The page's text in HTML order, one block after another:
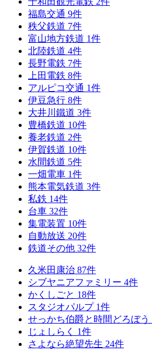
福島交通 9件
秩父鉄道 7件
富山地方鉄道 1件
北陸鉄道 4件
長野電鉄 7件
上田電鉄 8件
アルピコ交通 1件
伊豆急行 8件
大井川鐵道 3件
豊橋鉄道 10件
養老鉄道 2件
伊賀鉄道 10件
水間鉄道 5件
一畑電車 1件
熊本電気鉄道 3件
私鉄 14件
台車 32件
集電装置 10件
自動放送 20件
鉄道その他 32件
久米田康治 87件
シブヤニアファミリー 4件
かくしごと 18件
スタジオパルプ 1件
せっかち伯爵と時間どろぼう
じょしらく 1件
さよなら絶望先生 24件